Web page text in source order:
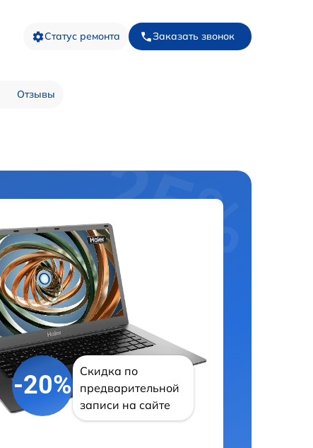
Статус ремонта Заказать звонок
Отзывы
-20%
Скидка по
предварительной
записи на сайте